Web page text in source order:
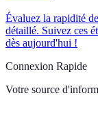
Évaluez la rapidité
détaillé. Suivez ces
dès aujourd'hui !
Connexion Rapide
Votre source